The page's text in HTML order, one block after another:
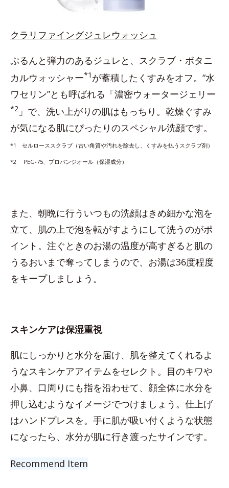
クラリファイングジュレウォッシュ
ぷるんと弾力のあるジュレと、スクラブ・ボタニ
カルウォッシャー*1 が蓄積したくすみをオフ。“水
ワセリン”とも呼ばれる「濃密ウォータージェリー
*2 」で、洗い上がりの肌はもっちり。乾燥ぐすみ
が気になる肌にぴったりのスペシャル洗顔です。
*1 セルローススクラブ（古い角質や汚れを除去し、くすみを払うスクラブ剤）
*2 PEG-75、プロパンジオール（保湿成分）
また、朝晩に行ういつもの洗顔はきめ細かな泡を
立て、肌の上で泡を転がすようにして洗うのがポ
イント。注ぐときのお湯の温度が高すぎると肌の
うるおいまで奪ってしまうので、お湯は36度程度
をキープしましょう。
スキンケアは保湿重視
肌にしっかりと水分を届け、肌を整えてくれるよ
うなスキンケアアイテムをセレクト。目のキワや
小鼻、口周りにも指を沿わせて、顔全体に水分を
押し込むようなイメージでつけましょう。仕上げ
はハンドプレスを。手に肌が吸い付くような状態
になったら、水分が肌に行き渡ったサインです。
Recommend Item